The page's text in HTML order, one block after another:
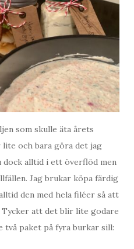
som skulle äta årets
och bara göra det jag
dock alltid i ett överflöd men
Jag brukar köpa färdig
den med hela filéer så att
Tycker att det blir lite godare
två paket på fyra burkar sill: